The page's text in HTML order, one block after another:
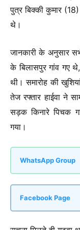
पुत्र बिक्की कुमार
थे।
जानकारी के अनुसार
के बिलासपुर गांव गए
थी। समारोह की
तेज रफ्तार हाईवा ने
सड़क किनारे पिचक
गया।
WhatsApp Group
Facebook Page